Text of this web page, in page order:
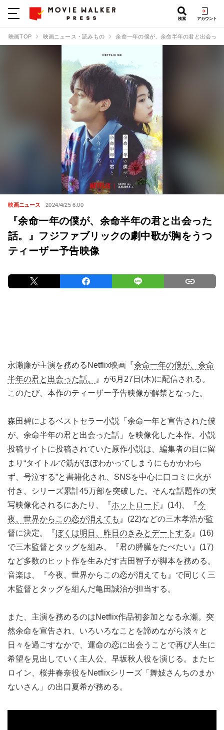
検索 アカウント
映画TOP 映画ニュース・読みもの 余命一年の僕が、余命半年の君と出会った
映画ニュース 2024/4/25 6:00
『余命一年の僕が、余命半年の君と出会った
話。』フジファブリックの劇中歌が胸をうつ
ティーザー予告映像
永瀬廉が主演を務めるNetflix映画『余命一年の僕が、余命
半年の君と出会った話。
』が6月27日(木)に配信される。
このたび、本作のティーザー予告映像が解禁となった。
森田碧によるベストセラー小説「余命一年と宣告された僕
が、余命半年の君と出会った話」を映像化した本作。小説
投稿サイトに投稿されていた原作小説は、編集者の目に留
まり“タイトルで筋がほぼわかってしまうにもかかわら
ず、号泣する”と書籍化され、SNSを中心に口コミに火が
付き、シリーズ累計45万部を突破した。そんな話題作の実
写映像化されるにあたり、『ホットロード 』(14)、『今
夜、世界からこの恋が消えても 』(22)などの三木孝浩が監
督に決定。『ぼくは明日、昨日のきみとデートする 』(16)
で三木監督とタッグを組み、『君の膵臓をたべたい』(17)
など多数のヒット作を生みだす吉田智子が脚本を務める。
音楽は、『今夜、世界からこの恋が消えても』で同じく三
木監督とタッグを組んだ亀田誠治が担当する。
また、主演を務めるのはNetflix作品初参加となる永瀬。突
然余命を宣告され、いろいろなことを諦めながら淡々と
日々を過ごすなかで、運命の恋に出会うことで再び人生に
希望を見出していく主人公、早坂秋人役を演じる。またヒ
ロイン、桜井春奈役をNetflixシリーズ「舞妓さんちのまか
ないさん」の出口夏希が務める。